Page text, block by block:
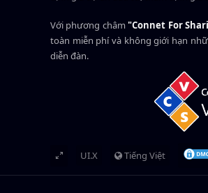
Với phương châm"Connet For
toàn miễn phí và không giới hạn
diễn đàn.
UI.X Tiếng Việt